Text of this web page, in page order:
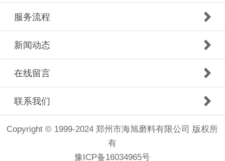
服务流程
新闻动态
在线留言
联系我们
Copyright © 1999-2024 郑州市海旭磨料有限公司 版权所
有
豫ICP备16034965号